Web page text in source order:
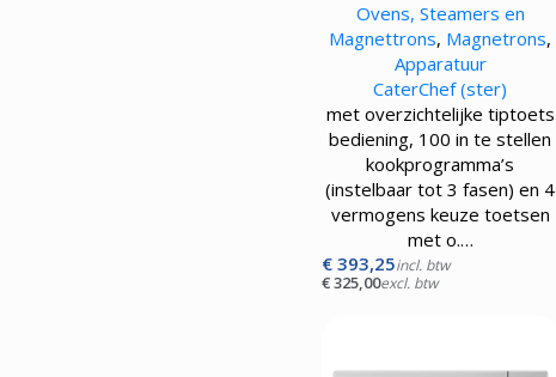
Ovens, Steamers en
Magnettrons, Magnetrons,
Apparatuur
CaterChef (ster)
met overzichtelijke tiptoets
bediening, 100 in te stellen
kookprogramma’s
(instelbaar tot 3 fasen) en 4
vermogens keuze toetsen
met o.…
€393,25incl. btw
€325,00excl. btw